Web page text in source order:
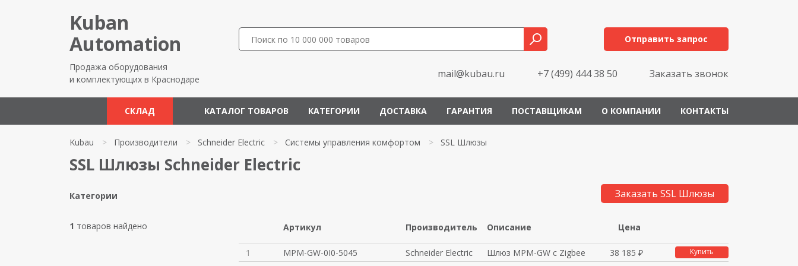
Kuban
Automation
Продажа оборудования
и комплектующих в Краснодаре
Отправить запрос
mail@kubau.ru +7 (499) 444 38 50 Заказать звонок
СКЛАД КАТАЛОГ ТОВАРОВ КАТЕГОРИИ ДОСТАВКА ГАРАНТИЯ ПОСТАВЩИКАМ О КОМПАНИИ КОНТАКТЫ
Kubau > Производители > Schneider Electric > Системы управления комфортом > SSL Шлюзы
SSL Шлюзы Schneider Electric
Категории
1 товаров найдено
Заказать SSL Шлюзы
Артикул Производитель Описание Цена
1 MPM-GW-0I0-5045 Schneider Electric Шлюз MPM-GW с Zigbee 38 185 ₽ Купить